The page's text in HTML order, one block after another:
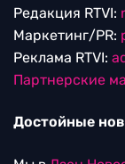
Редакция RTVI:
Маркетинг/PR:
Реклама RTVI:
Партнерские
Достойные